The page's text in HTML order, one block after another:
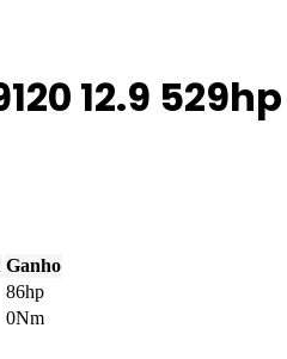
12.9 529hp
Ganho
86hp
0Nm